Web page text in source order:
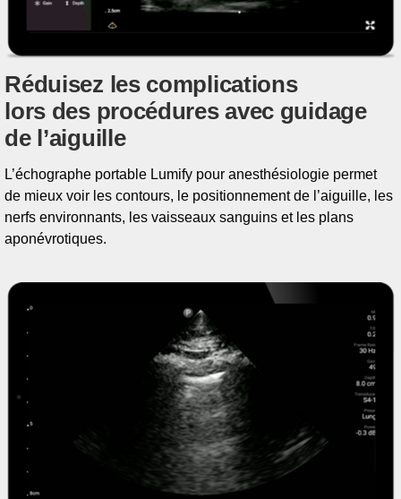
Réduisez les complications
lors des procédures avec guidage
de l’aiguille
L’échographe portable Lumify pour anesthésiologie permet
de mieux voir les contours, le positionnement de l’aiguille, les
nerfs environnants, les vaisseaux sanguins et les plans
aponévrotiques.